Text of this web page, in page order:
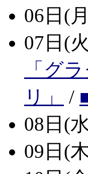
06日(
07日(
「グ
リ」
/
08日(
09日(